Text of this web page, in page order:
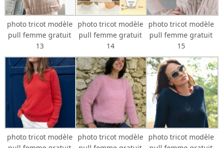
photo tricot modèle
pull femme gratuit
13
photo tricot modèle
pull femme gratuit
14
photo tricot modèle
pull femme gratuit
15
photo tricot modèle photo tricot modèle photo tricot modèle